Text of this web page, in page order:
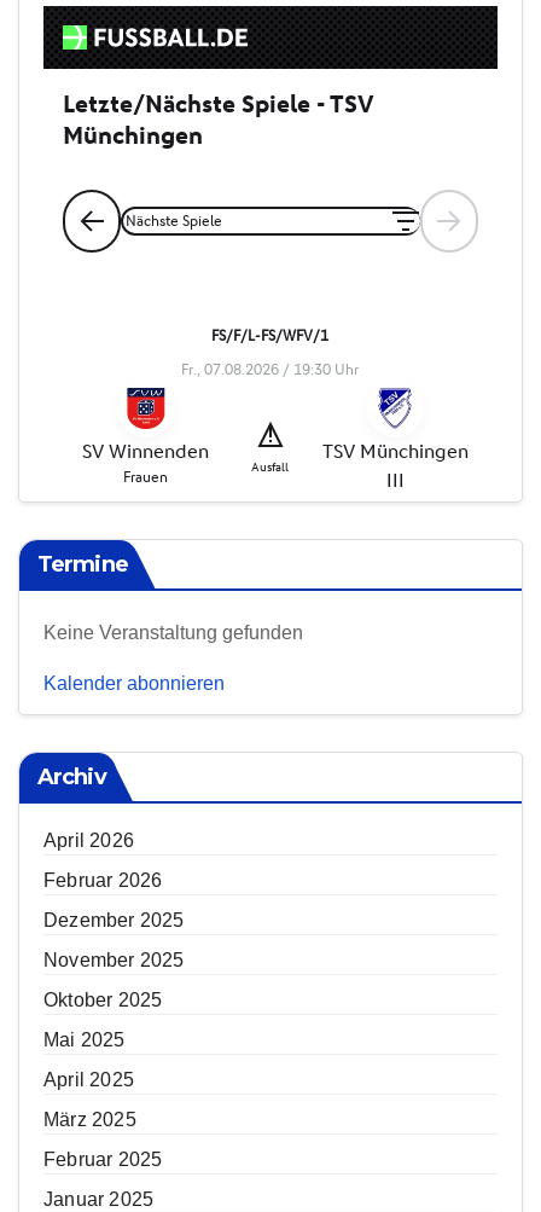
Termine
Keine Veranstaltung gefunden
Kalender abonnieren
Archiv
April 2026
Februar 2026
Dezember 2025
November 2025
Oktober 2025
Mai 2025
April 2025
März 2025
Februar 2025
Januar 2025